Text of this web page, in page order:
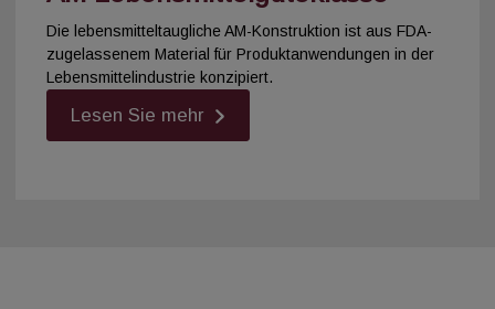
Die lebensmitteltaugliche AM-Konstruktion ist aus FDA-
zugelassenem Material für Produktanwendungen in der
Lebensmittelindustrie konzipiert.
Lesen Sie mehr